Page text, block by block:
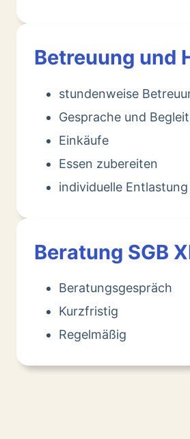
Betreuung und
stundenweise
Gesprache und
Einkäufe
Essen zubereiten
individuelle
Beratung SGB
Beratungsgespräch
Kurzfristig
Regelmäßig